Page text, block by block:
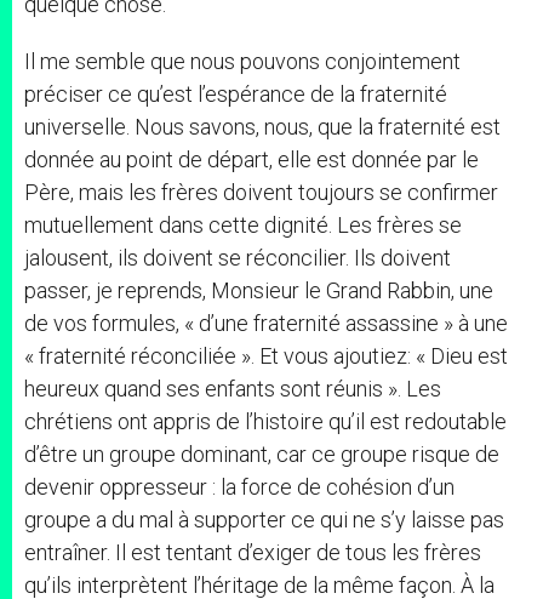
Il me semble que nous pouvons conjointement
préciser ce qu’est l’espérance de la fraternité
universelle. Nous savons, nous, que la fraternité est
donnée au point de départ, elle est donnée par le
Père, mais les frères doivent toujours se confirmer
mutuellement dans cette dignité. Les frères se
jalousent, ils doivent se réconcilier. Ils doivent
passer, je reprends, Monsieur le Grand Rabbin, une
de vos formules, « d’une fraternité assassine » à une
« fraternité réconciliée ». Et vous ajoutiez: « Dieu est
heureux quand ses enfants sont réunis ». Les
chrétiens ont appris de l’histoire qu’il est redoutable
d’être un groupe dominant, car ce groupe risque de
devenir oppresseur : la force de cohésion d’un
groupe a du mal à supporter ce qui ne s’y laisse pas
entraîner. Il est tentant d’exiger de tous les frères
qu’ils interprètent l’héritage de la même façon. À la